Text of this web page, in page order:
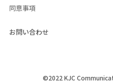
同意事項
お問い合わせ
©2022 KJC